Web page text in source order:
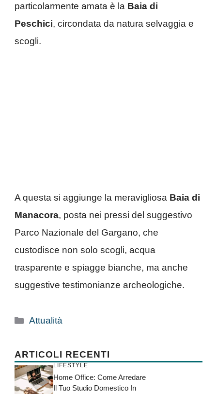
particolarmente amata è la Baia di
Peschici, circondata da natura selvaggia e
scogli.
A questa si aggiunge la meravigliosa Baia di
Manacora, posta nei pressi del suggestivo
Parco Nazionale del Gargano, che
custodisce non solo scogli, acqua
trasparente e spiagge bianche, ma anche
suggestive testimonianze archeologiche.
Categorie
Attualità
ARTICOLI RECENTI
LIFESTYLE
Home Office: Come Arredare
Il Tuo Studio Domestico In